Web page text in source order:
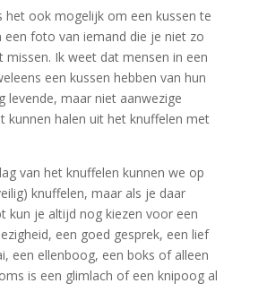
het ook mogelijk om een kussen te
een foto van iemand die je niet zo
missen. Ik weet dat mensen in een
een kussen hebben van hun
levende, maar niet aanwezige
kunnen halen uit het knuffelen met
van het knuffelen kunnen we op
knuffelen, maar als je daar
kun je altijd nog kiezen voor een
een goed gesprek, een lief
een ellenboog, een boks of alleen
is een glimlach of een knipoog al